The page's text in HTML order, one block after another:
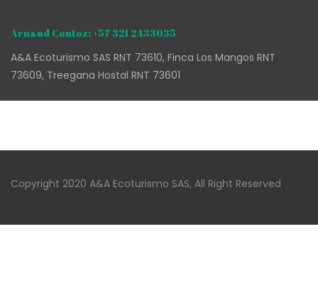
Arnaud Contoz: +57 321 2433035
A&A Ecoturismo SAS RNT 73610, Finca Los Mangos RNT
73609, Treegana Hostal RNT 73601
Copyright 2020 A&A Ecoturismo SAS, All Right Reserved